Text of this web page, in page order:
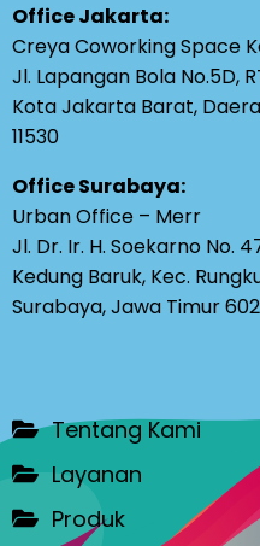
Office Jakarta:
Creya Coworking Space
Jl. Lapangan Bola No.5D,
Kota Jakarta Barat,
11530
Office Surabaya:
Urban Office – Merr
Jl. Dr. Ir. H. Soekarno No.
Kedung Baruk, Kec.
Surabaya, Jawa Timur
Tentang Kami
Layanan
Produk